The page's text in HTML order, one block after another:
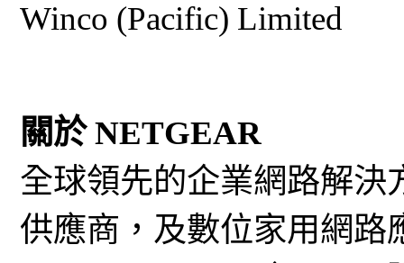
Winco (Pacific)
關於 NETGEAR
全球領先的企業網路解決
供應商，及數位家用網路